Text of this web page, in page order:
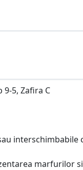
9-5, Zafira C
marfurilor